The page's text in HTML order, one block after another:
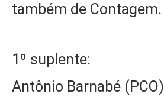
também de Contagem.
1º suplente:
Antônio Barnabé (PCO)